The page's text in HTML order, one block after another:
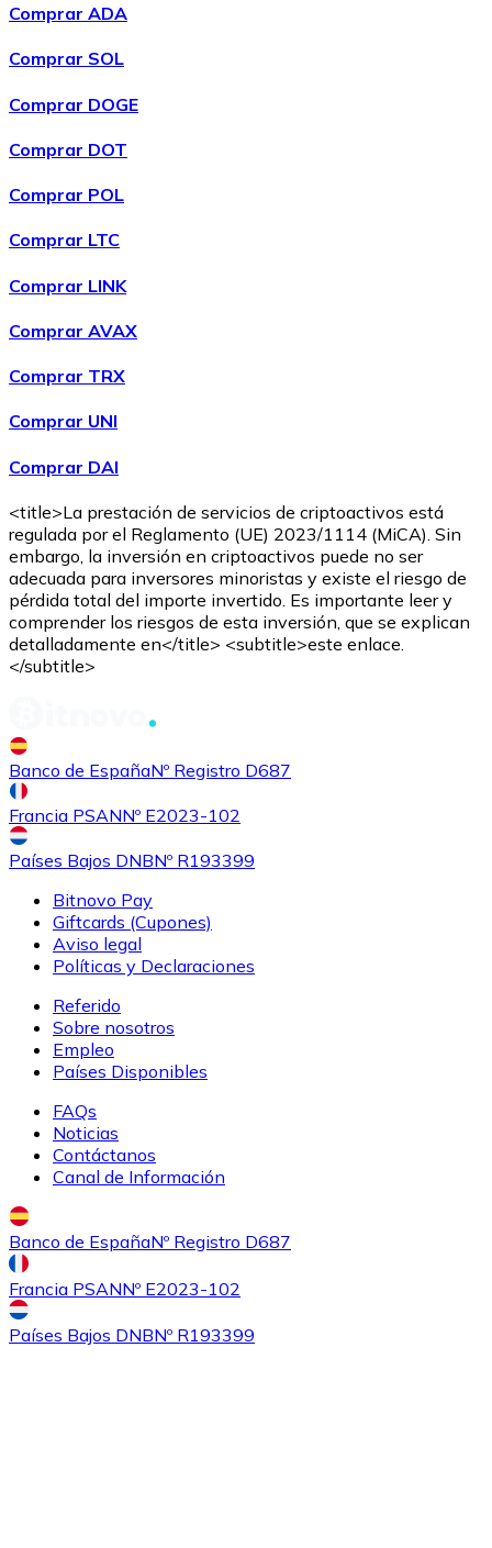
Comprar ADA
Comprar SOL
Comprar DOGE
Comprar DOT
Comprar POL
Comprar LTC
Comprar LINK
Comprar AVAX
Comprar TRX
Comprar UNI
Comprar DAI
<title>La prestación de servicios de criptoactivos está
regulada por el Reglamento (UE) 2023/1114 (MiCA). Sin
embargo, la inversión en criptoactivos puede no ser
adecuada para inversores minoristas y existe el riesgo de
pérdida total del importe invertido. Es importante leer y
comprender los riesgos de esta inversión, que se explican
detalladamente en</title> <subtitle>este enlace.
</subtitle>
Banco de EspañaNº Registro D687
Francia PSANNº E2023-102
Países Bajos DNBNº R193399
Bitnovo Pay
Giftcards (Cupones)
Aviso legal
Políticas y Declaraciones
Referido
Sobre nosotros
Empleo
Países Disponibles
FAQs
Noticias
Contáctanos
Canal de Información
Banco de EspañaNº Registro D687
Francia PSANNº E2023-102
Países Bajos DNBNº R193399